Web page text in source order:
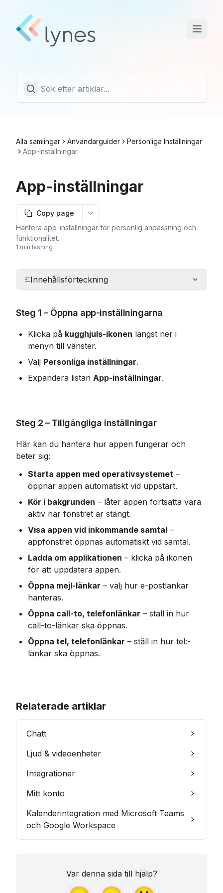
Alla samlingar Användarguider
Personliga Inställningar
App-inställningar
App-inställningar
Copy page
More options
Hantera app-inställningar för personlig anpassning och
funktionalitet.
1 min läsning
Innehållsförteckning
Steg 1 – Öppna app-inställningarna
Klicka på kugghjuls-ikonen längst ner i
menyn till vänster.
Välj Personliga inställningar.
Expandera listan App-inställningar.
Steg 2 – Tillgängliga inställningar
Här kan du hantera hur appen fungerar och
beter sig:
Starta appen med operativsystemet –
öppnar appen automatiskt vid uppstart.
Kör i bakgrunden – låter appen fortsätta vara
aktiv när fönstret är stängt.
Visa appen vid inkommande samtal –
appfönstret öppnas automatiskt vid samtal.
Ladda om applikationen – klicka på ikonen
för att uppdatera appen.
Öppna mejl-länkar – välj hur e-postlänkar
hanteras.
Öppna call-to, telefonlänkar – ställ in hur
call-to-länkar ska öppnas.
Öppna tel, telefonlänkar – ställ in hur tel:-
länkar ska öppnas.
Relaterade artiklar
Chatt
Ljud & videoenheter
Integrationer
Mitt konto
Kalenderintegration med Microsoft Teams
och Google Workspace
Var denna sida till hjälp?